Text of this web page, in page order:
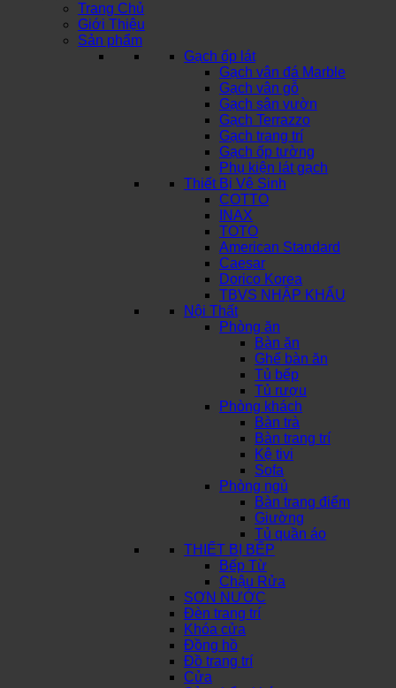
Trang Chủ
Giới Thiệu
Sản phẩm
Gạch ốp lát
Gạch vân đá Marble
Gạch vân gỗ
Gạch sân vườn
Gạch Terrazzo
Gạch trang trí
Gạch ốp tường
Phụ kiện lát gạch
Thiết Bị Vệ Sinh
COTTO
INAX
TOTO
American Standard
Caesar
Dorico Korea
TBVS NHẬP KHẨU
Nội Thất
Phòng ăn
Bàn ăn
Ghế bàn ăn
Tủ bếp
Tủ rượu
Phòng khách
Bàn trà
Bàn trang trí
Kệ tivi
Sofa
Phòng ngủ
Bàn trang điểm
Giường
Tủ quần áo
THIẾT BỊ BẾP
Bếp Từ
Chậu Rửa
SƠN NƯỚC
Đèn trang trí
Khóa cửa
Đồng hồ
Đồ trang trí
Cửa